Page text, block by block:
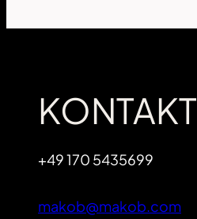
KONTAKT
+49 170 5435699
makob@makob.com